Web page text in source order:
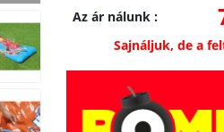
Az ár nálunk:
Sajnáljuk, de a